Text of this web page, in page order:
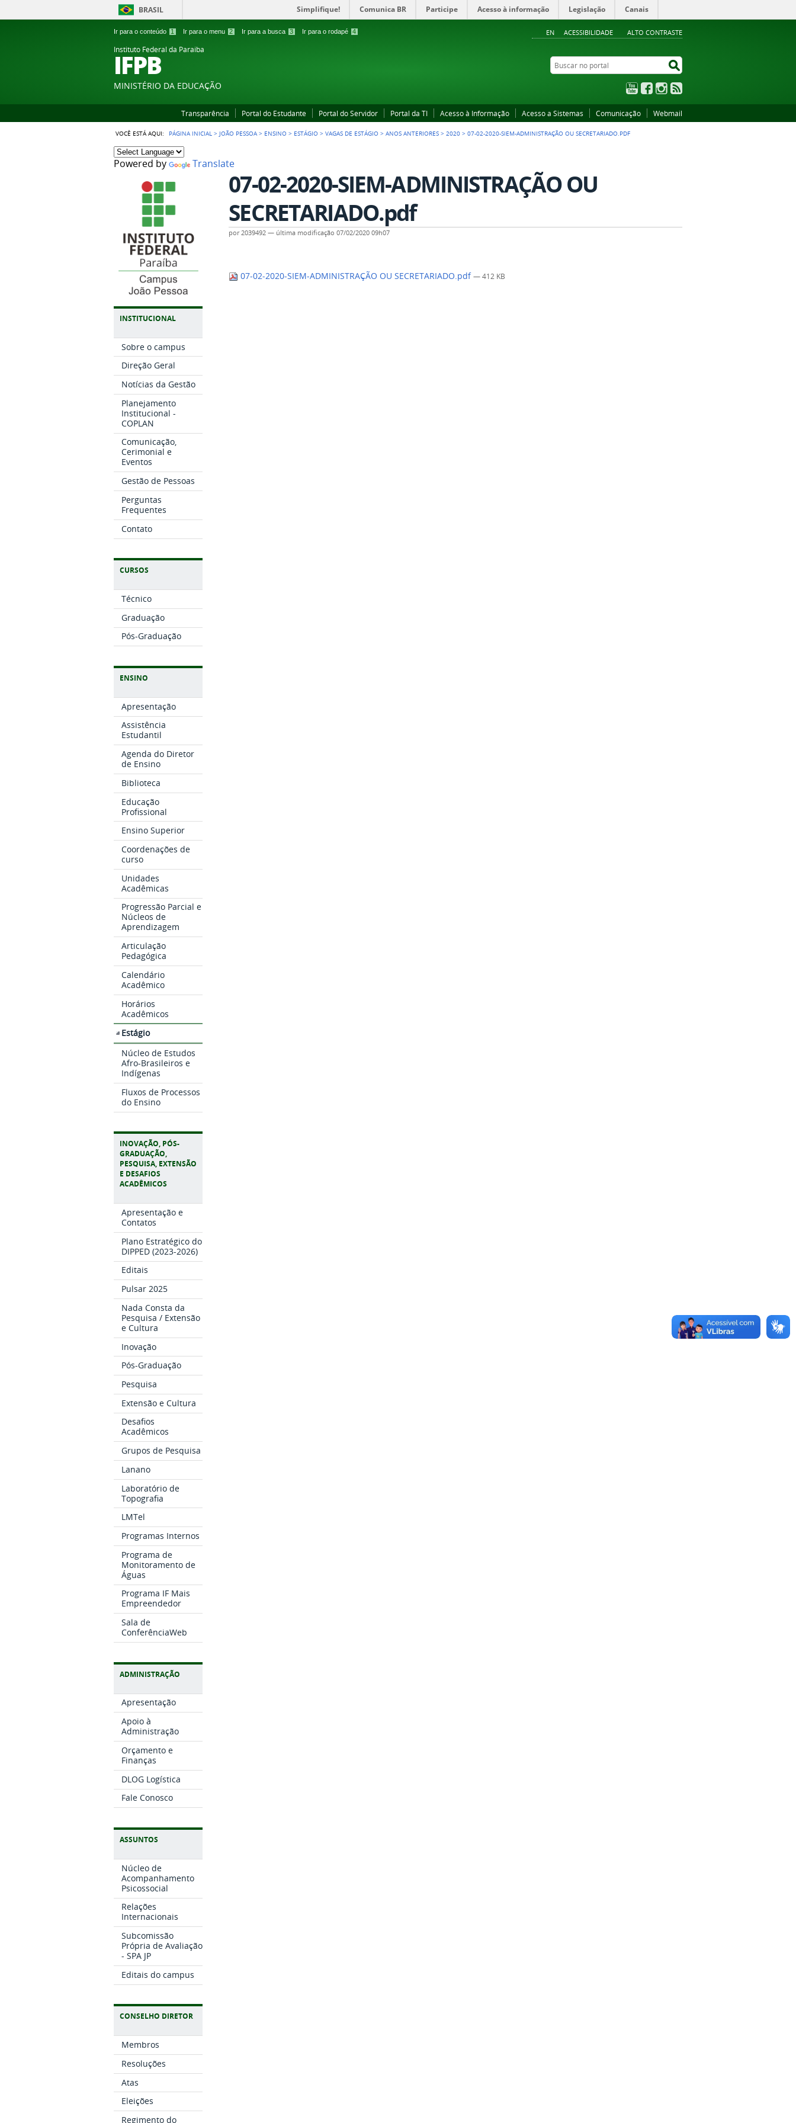
BRASIL Simplifique! Comunica BR Participe Acesso à informação Legislação Canais
Ir para o conteúdo 1 Ir para o menu 2 Ir para a busca 3 Ir para o rodapé 4 EN ACESSIBILIDADE ALTO CONTRASTE
Instituto Federal da Paraiba
IFPB
MINISTÉRIO DA EDUCAÇÃO
Buscar no portal
YouTubeFacebookInstagram
Transparência Portal do Estudante Portal do Servidor Portal da TI Acesso à Informação Acesso a Sistemas Comunicação Webmail
VOCÊ ESTÁ AQUI: PÁGINA INICIAL > JOÃO PESSOA > ENSINO > ESTÁGIO >VAGAS DE ESTÁGIO >ANOS ANTERIORES >2020 >07-02-2020-SIEM-ADMINISTRAÇÃO OU SECRETARIADO.PDF
Powered by Translate
INSTITUCIONAL
Sobre o campus
Direção Geral
Notícias da Gestão
Planejamento
Institucional -
COPLAN
Comunicação,
Cerimonial e
Eventos
Gestão de Pessoas
Perguntas
Frequentes
Contato
CURSOS
Técnico
Graduação
Pós-Graduação
ENSINO
Apresentação
Assistência
Estudantil
Agenda do Diretor
de Ensino
Biblioteca
Educação
Profissional
Ensino Superior
Coordenações de
curso
Unidades
Acadêmicas
Progressão Parcial e
Núcleos de
Aprendizagem
Articulação
Pedagógica
Calendário
Acadêmico
Horários
Acadêmicos
Estágio
Núcleo de Estudos
Afro-Brasileiros e
Indígenas
Fluxos de Processos
do Ensino
INOVAÇÃO, PÓS-
GRADUAÇÃO,
PESQUISA, EXTENSÃO
E DESAFIOS
ACADÊMICOS
Apresentação e
Contatos
Plano Estratégico do
DIPPED (2023-2026)
Editais
Pulsar 2025
Nada Consta da
Pesquisa / Extensão
e Cultura
Inovação
Pós-Graduação
Pesquisa
Extensão e Cultura
Desafios
Acadêmicos
Grupos de Pesquisa
Lanano
Laboratório de
Topografia
LMTel
Programas Internos
Programa de
Monitoramento de
Águas
Programa IF Mais
Empreendedor
Sala de
ConferênciaWeb
ADMINISTRAÇÃO
Apresentação
Apoio à
Administração
Orçamento e
Finanças
DLOG Logística
Fale Conosco
ASSUNTOS
Núcleo de
Acompanhamento
Psicossocial
Relações
Internacionais
Subcomissão
Própria de Avaliação
- SPA JP
Editais do campus
CONSELHO DIRETOR
Membros
Resoluções
Atas
Eleições
Regimento do
07-02-2020-SIEM-ADMINISTRAÇÃO OU
SECRETARIADO.pdf
por2039492 — última modificação 07/02/2020 09h07
07-02-2020-SIEM-ADMINISTRAÇÃO OU SECRETARIADO.pdf— 412 KB